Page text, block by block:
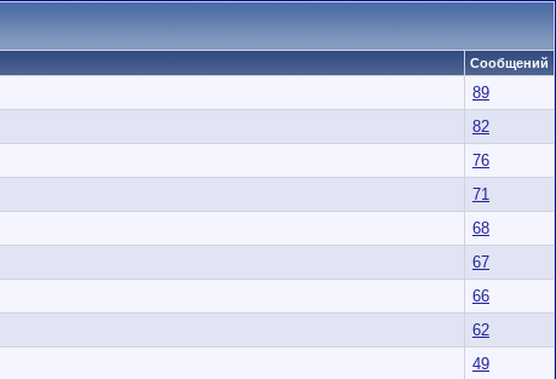
Сообщений
89
82
76
71
68
67
66
62
49